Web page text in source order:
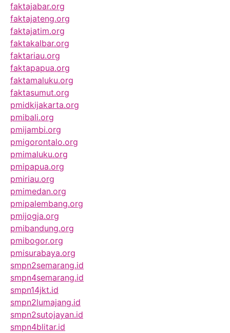
faktajabar.org
faktajateng.org
faktajatim.org
faktakalbar.org
faktariau.org
faktapapua.org
faktamaluku.org
faktasumut.org
pmidkijakarta.org
pmibali.org
pmijambi.org
pmigorontalo.org
pmimaluku.org
pmipapua.org
pmiriau.org
pmimedan.org
pmipalembang.org
pmijogja.org
pmibandung.org
pmibogor.org
pmisurabaya.org
smpn2semarang.id
smpn4semarang.id
smpn14jkt.id
smpn2lumajang.id
smpn2sutojayan.id
smpn4blitar.id